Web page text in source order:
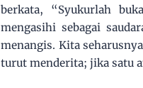
berkata, “Syukurlah
mengasihi sebagai
menangis. Kita
turut menderita; jika satu